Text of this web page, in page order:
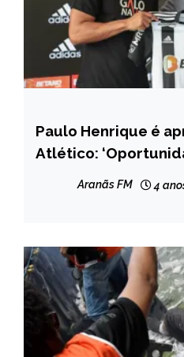
ESPORTES
Paulo Henrique é
Atlético:
Aranãs FM 4